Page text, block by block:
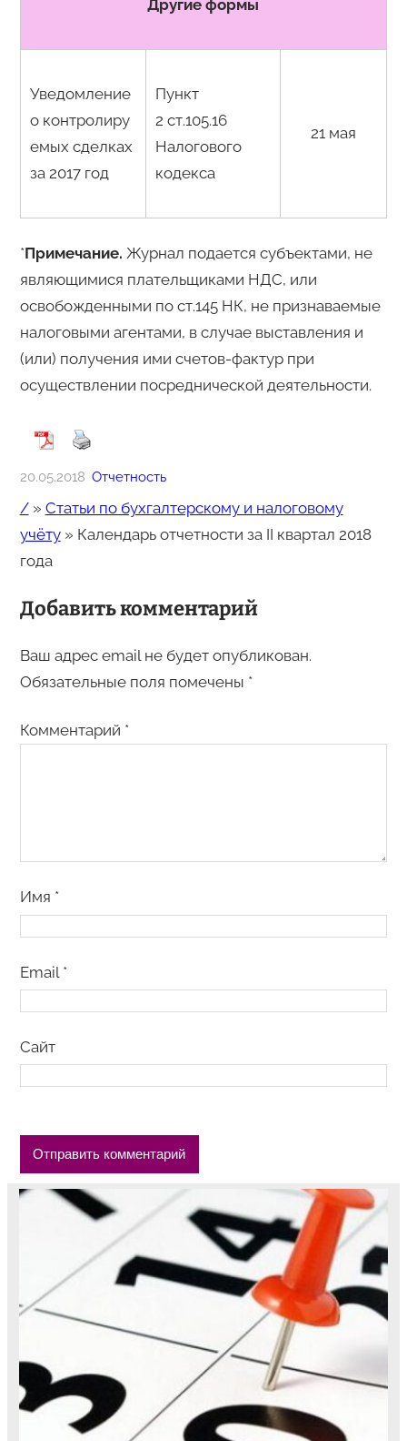
Другие формы
Уведомление
о контролиру
емых сделках
за 2017 год
Пункт
2 ст.105.16
Налогового
кодекса
21 мая
*Примечание. Журнал подается субъектами, не
являющимися плательщиками НДС, или
освобожденными по ст.145 НК, не признаваемые
налоговыми агентами, в случае выставления и
(или) получения ими счетов-фактур при
осуществлении посреднической деятельности.
20.05.2018 Отчетность
/» Статьи по бухгалтерскому и налоговому
учёту» Календарь отчетности за II квартал 2018
года
Добавить комментарий
Ваш адрес email не будет опубликован.
Обязательные поля помечены *
Комментарий *
Имя *
Email *
Сайт